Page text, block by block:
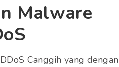
Malware
Canggih yang dengan